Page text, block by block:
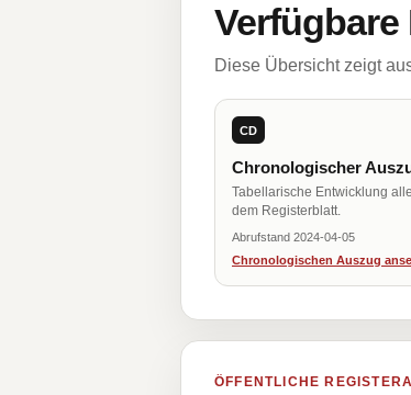
Diese Übersicht zeigt
CD
Chronologischer
Tabellarische Entwicklung
dem Registerblatt.
Abrufstand 2024-04-05
Chronologischen Auszug
ÖFFENTLICHE